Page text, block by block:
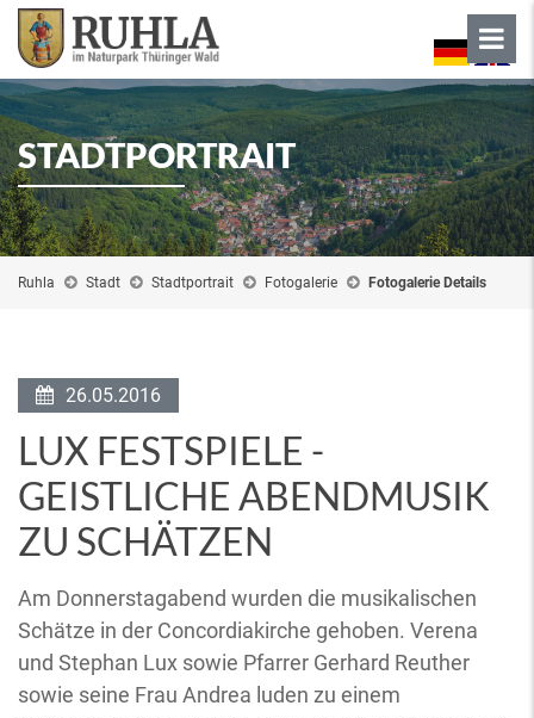
STADTPORTRAIT
Ruhla Stadt Stadtportrait Fotogalerie Fotogalerie Details
26.05.2016
LUX FESTSPIELE -
GEISTLICHE ABENDMUSIK
ZU SCHÄTZEN
Am Donnerstagabend wurden die musikalischen
Schätze in der Concordiakirche gehoben. Verena
und Stephan Lux sowie Pfarrer Gerhard Reuther
sowie seine Frau Andrea luden zu einem